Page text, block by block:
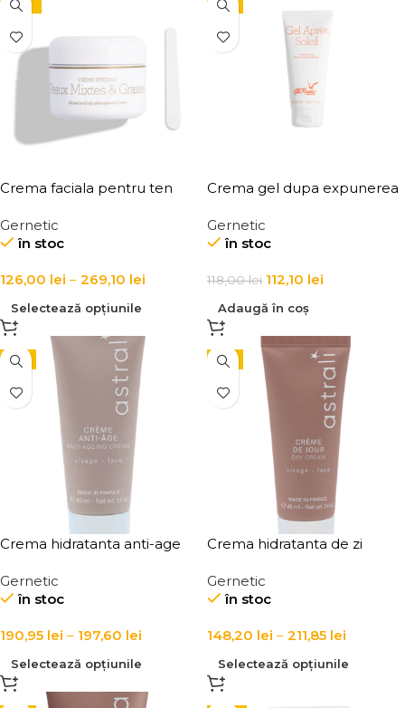
-10%
Crema faciala pentru ten
Peaux Mixtes & Grasses
Gernetic
în stoc
126,00 lei – 269,10 lei
Selectează opțiunile
-5%
Crema gel dupa expunerea
Gernetic
în stoc
118,00lei 112,10 lei
Adaugă în coș
-5%
Crema hidratanta anti-age
Anti-Age
Gernetic
în stoc
190,95 lei – 197,60 lei
Selectează opțiunile
-5%
Crema hidratanta de zi
Gernetic
în stoc
148,20 lei – 211,85 lei
Selectează opțiunile